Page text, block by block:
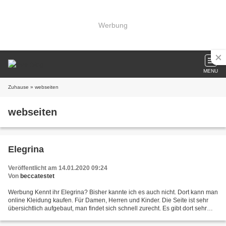
Werbung
MENU
Zuhause » webseiten
webseiten
Elegrina
Veröffentlicht am 14.01.2020 09:24
Von beccatestet
Werbung Kennt ihr Elegrina? Bisher kannte ich es auch nicht. Dort kann man
online Kleidung kaufen. Für Damen, Herren und Kinder. Die Seite ist sehr
übersichtlich aufgebaut, man findet sich schnell zurecht. Es gibt dort sehr